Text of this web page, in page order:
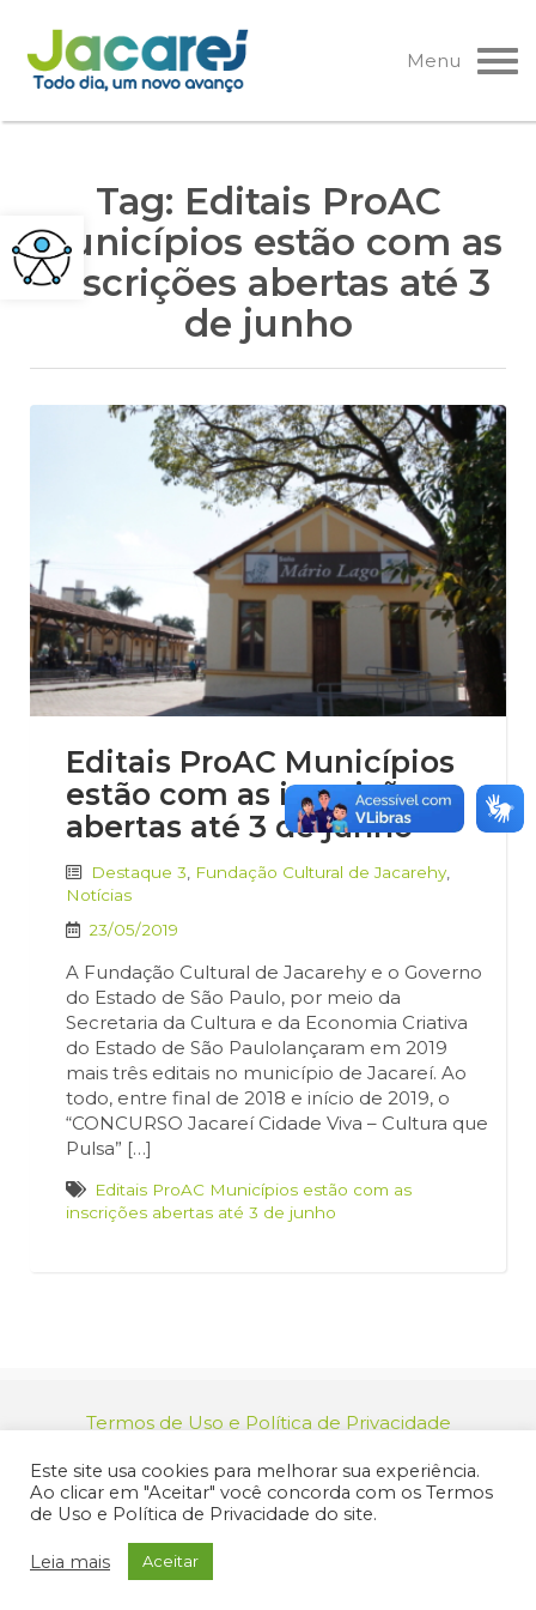
Pular
para
o
Menu
Tag: Editais ProAC
Municípios estão com as
inscrições abertas até 3
de junho
Editais ProAC Municípios
estão com as inscrições
abertas até 3 de junho
Destaque 3 Fundação Cultural de Jacarehy
Notícias
23/05/2019
A Fundação Cultural de Jacarehy e o Governo
do Estado de São Paulo, por meio da
Secretaria da Cultura e da Economia Criativa
do Estado de São Paulolançaram em 2019
mais três editais no município de Jacareí. Ao
todo, entre final de 2018 e início de 2019, o
“CONCURSO Jacareí Cidade Viva – Cultura que
Pulsa” […]
Editais ProAC Municípios estão com as
inscrições abertas até 3 de junho
Termos de Uso e Política de Privacidade
46.694.139/0001-83 | (12) 3955-9000
Endereço: Praça dos Três Poderes, 73 - Centro -
Jacareí/SP - CEP 12327-170
Este site usa cookies para melhorar sua experiência.
Ao clicar em "Aceitar" você concorda com os Termos
de Uso e Política de Privacidade do site.
Leia mais Aceitar